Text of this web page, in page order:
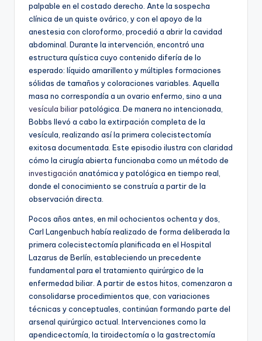
palpable en el costado derecho. Ante la sospecha
clínica de un quiste ovárico, y con el apoyo de la
anestesia con cloroformo, procedió a abrir la cavidad
abdominal. Durante la intervención, encontró una
estructura quística cuyo contenido difería de lo
esperado: líquido amarillento y múltiples formaciones
sólidas de tamaños y coloraciones variables. Aquella
masa no correspondía a un ovario enfermo, sino a una
vesícula biliarpatológica. De manera no intencionada,
Bobbs llevó a cabo la extirpación completa de la
vesícula, realizando así la primera colecistectomía
exitosa documentada. Este episodio ilustra con claridad
cómo la cirugía abierta funcionaba como un método de
investigación anatómica y patológica en tiempo real,
donde el conocimiento se construía a partir de la
observación directa.
Pocos años antes, en mil ochocientos ochenta y dos,
Carl Langenbuch había realizado de forma deliberada la
primera colecistectomía planificada en el Hospital
Lazarus de Berlín, estableciendo un precedente
fundamental para el tratamiento quirúrgico de la
enfermedad biliar. A partir de estos hitos, comenzaron a
consolidarse procedimientos que, con variaciones
técnicas y conceptuales, continúan formando parte del
arsenal quirúrgico actual. Intervenciones como la
apendicectomía, la tiroidectomía o la gastrectomía